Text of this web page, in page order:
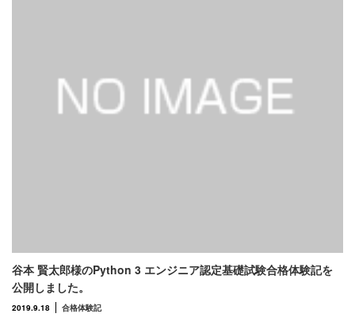
谷本 賢太郎様のPython 3 エンジニア認定基礎試験合格体験記を
公開しました。
2019.9.18 合格体験記